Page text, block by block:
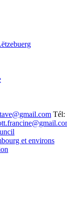
Tél:
et environs